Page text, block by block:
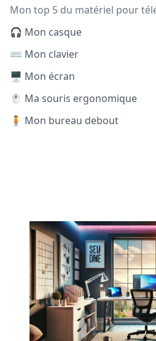
Mon top 5 du matériel pour
🎧 Mon casque
⌨️ Mon clavier
🖥️ Mon écran
🖱️ Ma souris ergonomique
🧍 Mon bureau debout